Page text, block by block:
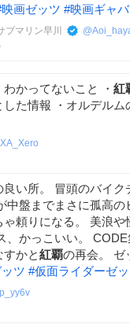
映画ゼッツ #映画ギャ
ブマリン早川 @
かってないこと ・ 紅
した情報 ・オルデルム
IXA_Xero
良い所。 冒頭のバイク
中盤までまさに孤高の
頼りになる。 美浪や
、かっこいい。 CODE
かと紅覇の再会。 ゼ
ツ #仮面ライダーゼ
p_yy6v